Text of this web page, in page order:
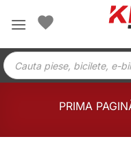
Products
search
PRIMA